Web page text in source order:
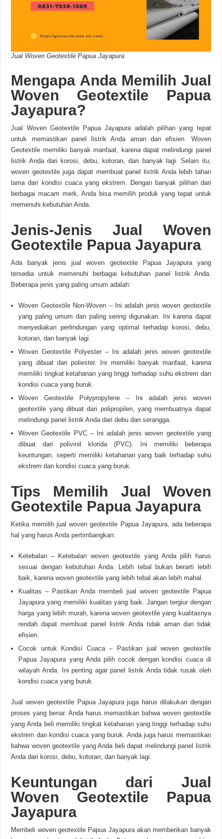
Jual Woven Geotextile Papua Jayapura
Mengapa Anda Memilih Jual
Woven Geotextile Papua
Jayapura?
Jual Woven Geotextile Papua Jayapura adalah pilihan yang tepat
untuk memastikan panel listrik Anda aman dan efisien. Woven
Geotextile memiliki banyak manfaat, karena dapat melindungi panel
listrik Anda dari korosi, debu, kotoran, dan banyak lagi. Selain itu,
woven geotextile juga dapat membuat panel listrik Anda lebih tahan
lama dari kondisi cuaca yang ekstrem. Dengan banyak pilihan dari
berbagai macam merk, Anda bisa memilih produk yang tepat untuk
memenuhi kebutuhan Anda.
Jenis-Jenis Jual Woven
Geotextile Papua Jayapura
Ada banyak jenis jual woven geotextile Papua Jayapura yang
tersedia untuk memenuhi berbagai kebutuhan panel listrik Anda.
Beberapa jenis yang paling umum adalah:
Woven Geotextile Non-Woven – Ini adalah jenis woven geotextile
yang paling umum dan paling sering digunakan. Ini karena dapat
menyediakan perlindungan yang optimal terhadap korosi, debu,
kotoran, dan banyak lagi.
Woven Geotextile Polyester – Ini adalah jenis woven geotextile
yang dibuat dari poliester. Ini memiliki banyak manfaat, karena
memiliki tingkat ketahanan yang tinggi terhadap suhu ekstrem dan
kondisi cuaca yang buruk.
Woven Geotextile Polypropylene – Ini adalah jenis woven
geotextile yang dibuat dari polipropilen, yang membuatnya dapat
melindungi panel listrik Anda dari debu dan serangga.
Woven Geotextile PVC – Ini adalah jenis woven geotextile yang
dibuat dari polivinil klorida (PVC). Ini memiliki beberapa
keuntungan, seperti memiliki ketahanan yang baik terhadap suhu
ekstrem dan kondisi cuaca yang buruk.
Tips Memilih Jual Woven
Geotextile Papua Jayapura
Ketika memilih jual woven geotextile Papua Jayapura, ada beberapa
hal yang harus Anda pertimbangkan:
Ketebalan – Ketebalan woven geotextile yang Anda pilih harus
sesuai dengan kebutuhan Anda. Lebih tebal bukan berarti lebih
baik, karena woven geotextile yang lebih tebal akan lebih mahal.
Kualitas – Pastikan Anda membeli jual woven geotextile Papua
Jayapura yang memiliki kualitas yang baik. Jangan tergiur dengan
harga yang lebih murah, karena woven geotextile yang kualitasnya
rendah dapat membuat panel listrik Anda tidak aman dan tidak
efisien.
Cocok untuk Kondisi Cuaca – Pastikan jual woven geotextile
Papua Jayapura yang Anda pilih cocok dengan kondisi cuaca di
wilayah Anda. Ini penting agar panel listrik Anda tidak rusak oleh
kondisi cuaca yang buruk.
Jual woven geotextile Papua Jayapura juga harus dilakukan dengan
proses yang benar. Anda harus memastikan bahwa woven geotextile
yang Anda beli memiliki tingkat ketahanan yang tinggi terhadap suhu
ekstrem dan kondisi cuaca yang buruk. Anda juga harus memastikan
bahwa woven geotextile yang Anda beli dapat melindungi panel listrik
Anda dari korosi, debu, kotoran, dan banyak lagi.
Keuntungan dari Jual
Woven Geotextile Papua
Jayapura
Membeli woven geotextile Papua Jayapura akan memberikan banyak